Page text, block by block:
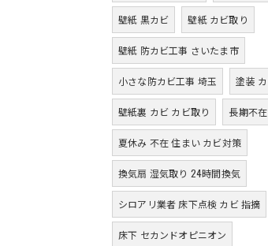
壁紙 黒カビ 壁紙 カビ取り
壁紙 防カビ工事 さいたま市
小さな防カビ工事 埼玉 塗装
壁紙裏 カビ カビ取り 長期不
夏休み 不在 住まい カビ対策
換気扇 湿気取り 24時間換気
シロアリ業者 床下点検 カビ 指摘
床下 セカンドオピニオン